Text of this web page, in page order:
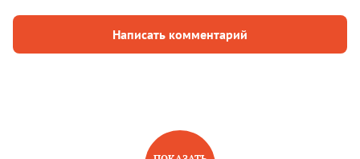
Написать комментарий